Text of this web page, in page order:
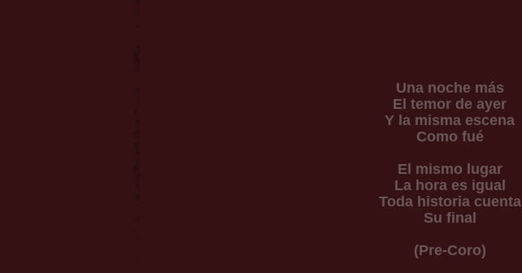
Una noche más
El temor de ayer
Y la misma escena
Como fué
El mismo lugar
La hora es igual
Toda historia cuenta
Su final
(Pre-Coro)